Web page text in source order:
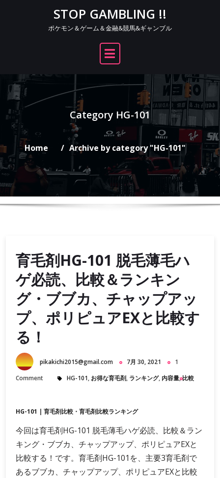
STOP GAMBLING !!
ポケモン＆ゲーム＆金融&競馬&ギャンブル
Category HG-101
Home Archive by category "HG-101"
育毛剤HG-101 脱毛薄毛ハ
ゲ必読、比較＆ランキン
グ・ブブカ、チャップアッ
プ、ポリピュアEXと比較す
る！
pikakichi2015@gmail.com 7月 30, 2021
1
Comment
HG-101, お得な育毛剤, ランキング, 内容量,比較
HG-101 | 育毛剤比較・育毛剤比較ランキング
今回は育毛剤HG-101 脱毛薄毛ハゲ必読、比較＆ラン
キング・ブブカ、チャップアップ、ポリピュアEXと
比較する！です。育毛剤HG-101を、主要3育毛剤で
あるブブカ、チャップアップ、ポリピュアEXと比較